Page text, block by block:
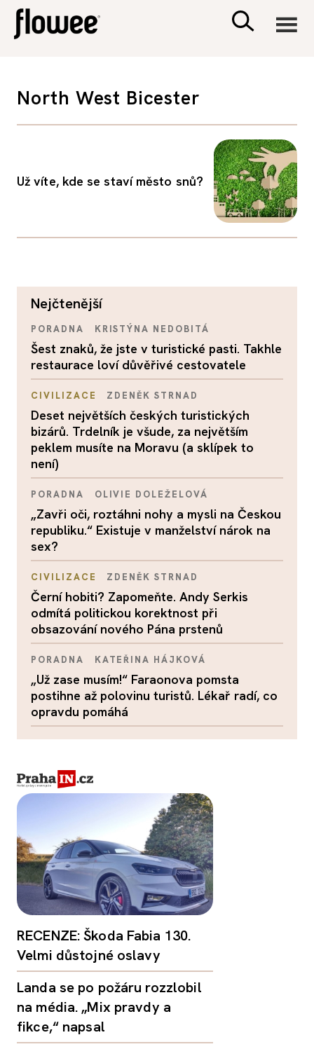
PORADNA
North West Bicester
Už víte, kde se staví město snů?
nejčtenější
PORADNA KRISTÝNA NEDOBITÁ
Šest znaků, že jste v turistické pasti. Takhle
restaurace loví důvěřivé cestovatele
CIVILIZACE ZDENĚK STRNAD
Deset největších českých turistických
bizárů. Trdelník je všude, za největším
peklem musíte na Moravu (a sklípek to
není)
PORADNA OLIVIE DOLEŽELOVÁ
„Zavři oči, roztáhni nohy a mysli na Českou
republiku.“ Existuje v manželství nárok na
sex?
CIVILIZACE ZDENĚK STRNAD
Černí hobiti? Zapomeňte. Andy Serkis
odmítá politickou korektnost při
obsazování nového Pána prstenů
PORADNA KATEŘINA HÁJKOVÁ
„Už zase musím!“ Faraonova pomsta
postihne až polovinu turistů. Lékař radí, co
opravdu pomáhá
RECENZE: Škoda Fabia 130.
Velmi důstojné oslavy
Landa se po požáru rozzlobil
na média. „Mix pravdy a
fikce,“ napsal